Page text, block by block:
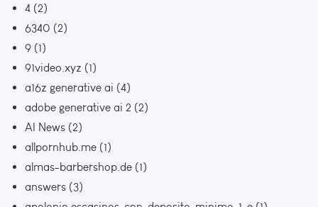
4 (2)
6340 (2)
9 (1)
91video.xyz (1)
a16z generative ai (4)
adobe generative ai 2 (2)
AI News (2)
allpornhub.me (1)
almas-barbershop.de (1)
answers (3)